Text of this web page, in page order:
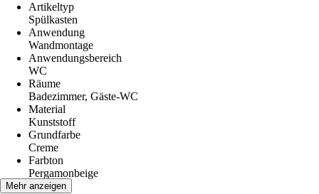
Artikeltyp
Spülkasten
Anwendung
Wandmontage
Anwendungsbereich
WC
Räume
Badezimmer, Gäste-WC
Material
Kunststoff
Grundfarbe
Creme
Farbton
Pergamonbeige
Breite
Mehr anzeigen